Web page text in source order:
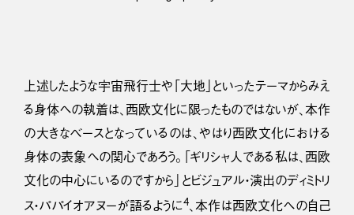
上述したような宇宙飛行士や「大地」といったテーマからみえ
る身体への執着は、西欧文化に限ったものではないが、本作
の大きなベースとなっているのは、やはり西欧文化における
身体の表象への関心であろう。「ギリシャ人である私は、西欧
文化の中心にいるのですから」とビジュアル・演出のディミトリ
ス・パパイオアヌーが語るように4、本作は西欧文化への自己